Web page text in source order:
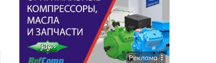
Реклама